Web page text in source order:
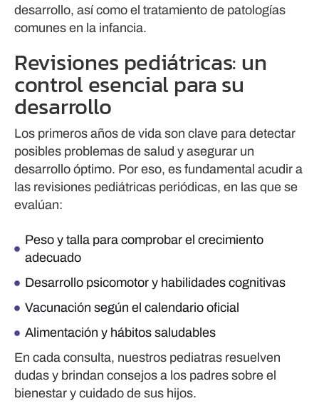
desarrollo, así como el tratamiento de patologías
comunes en la infancia.
Revisiones pediátricas: un
control esencial para su
desarrollo
Los primeros años de vida son clave para detectar
posibles problemas de salud y asegurar un
desarrollo óptimo. Por eso, es fundamental acudir a
las revisiones pediátricas periódicas, en las que se
evalúan:
Peso y talla para comprobar el crecimiento
adecuado
Desarrollo psicomotor y habilidades cognitivas
Vacunación según el calendario oficial
Alimentación y hábitos saludables
En cada consulta, nuestros pediatras resuelven
dudas y brindan consejos a los padres sobre el
bienestar y cuidado de sus hijos.